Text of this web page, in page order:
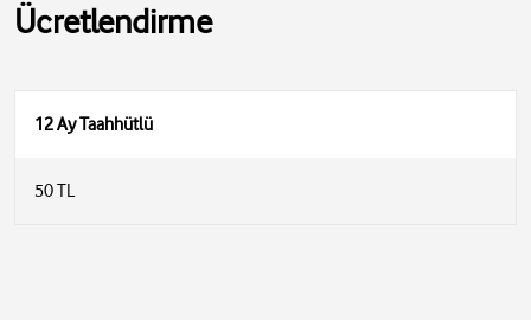
Ücretlendirme
12 Ay Taahhütlü
50 TL